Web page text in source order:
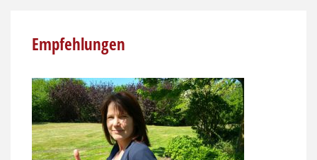
Empfehlungen